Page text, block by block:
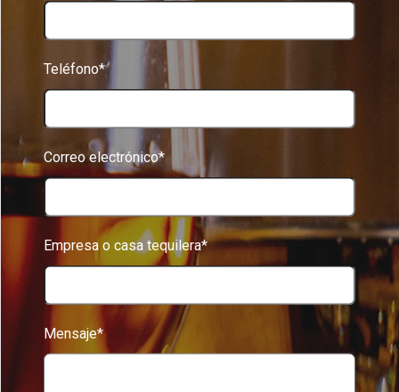
Teléfono*
Correo electrónico*
Empresa o casa tequilera*
Mensaje*